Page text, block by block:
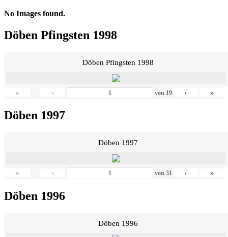
No Images found.
Döben Pfingsten 1998
Döben Pfingsten 1998
« ‹ von 19 › »
Döben 1997
Döben 1997
« ‹ von 31 › »
Döben 1996
Döben 1996